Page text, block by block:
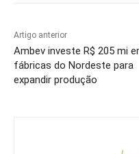
Artigo anterior
Ambev investe R$ 205 mi
fábricas do Nordeste para
expandir produção